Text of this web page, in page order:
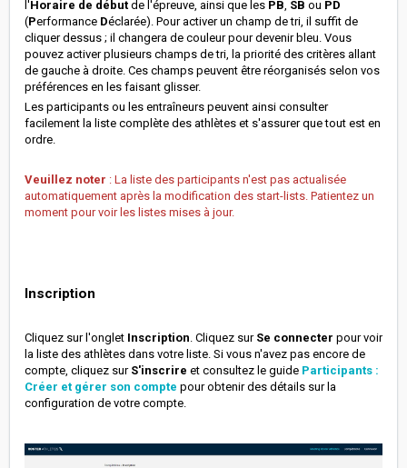
l'Horaire de début de l'épreuve, ainsi que les PB SB ou PD
(Performance Déclarée). Pour activer un champ de tri, il suffit de
cliquer dessus ; il changera de couleur pour devenir bleu. Vous
pouvez activer plusieurs champs de tri, la priorité des critères allant
de gauche à droite. Ces champs peuvent être réorganisés selon vos
préférences en les faisant glisser.
Les participants ou les entraîneurs peuvent ainsi consulter
facilement la liste complète des athlètes et s'assurer que tout est en
ordre.
Veuillez noter : La liste des participants n'est pas actualisée
automatiquement après la modification des start-lists. Patientez un
moment pour voir les listes mises à jour.
Inscription
Cliquez sur l'onglet Inscription . Cliquez sur Se connecter pour voir
la liste des athlètes dans votre liste. Si vous n'avez pas encore de
compte, cliquez sur S'inscrire et consultez le guide Participants :
Créer et gérer son compte pour obtenir des détails sur la
configuration de votre compte.